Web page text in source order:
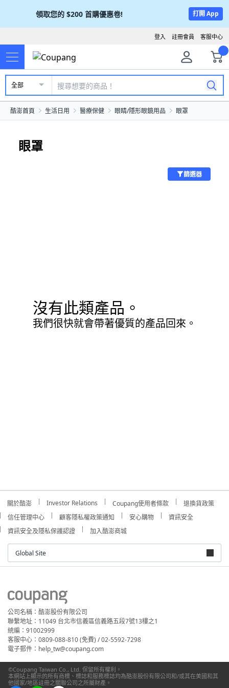
領取您的 $200 首購優惠卷! 打開 App
客服中心
註冊會員
登入
全部
酷澎首頁 生活日用 醫療保健 眼睛/隱形眼鏡用品 眼罩
眼罩
篩選器
沒有此類產品。
我們很快就會帶著優質的產品回來。
關於酷澎 Investor Relations Coupang使用者條款
退換貨政策
信任管理中心
顧客隱私權政策通知 安心購物
資訊安全
資訊安全及隱私保護認證
加入酷澎商城
Global Site
公司名稱：酷澎股份有限公司
聯繫地址：11049 台北市信義區信義路五段7號13樓之1
統編：91002999
客服中心：0809-088-810 (免費) / 02-5592-7298
電子郵件：help_tw@coupang.com
©Coupang Taiwan Co., Ltd. 保留所有權利。
本網站上顯示的所有商標、標誌和服務標誌均為酷澎股份有限公司和/或其在美國和其
他國家/地區註冊之關聯公司之所屬財產。